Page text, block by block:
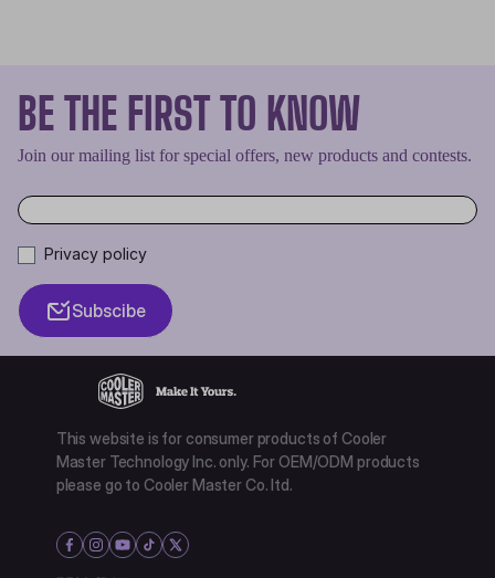
BE THE FIRST TO KNOW
Join our mailing list for special offers, new products and contests.
Privacy policy
Subscibe
This website is for consumer products of Cooler
Master Technology Inc. only. For OEM/ODM products
please go to Cooler Master Co. ltd.